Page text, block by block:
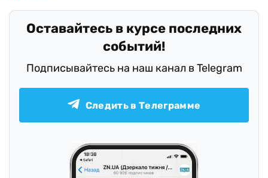
Оставайтесь в курсе последних
событий!
Подписывайтесь на наш канал в Telegram
Следить в Телеграмме